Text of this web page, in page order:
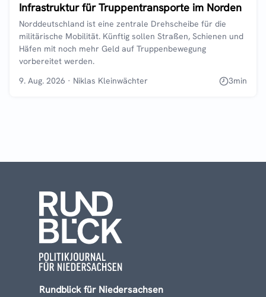
Infrastruktur für Truppentransporte im Norden
Norddeutschland ist eine zentrale Drehscheibe für die
militärische Mobilität. Künftig sollen Straßen, Schienen und
Häfen mit noch mehr Geld auf Truppenbewegung
vorbereitet werden.
9. Aug. 2026 · Niklas Kleinwächter 3min
Rundblick für Niedersachsen